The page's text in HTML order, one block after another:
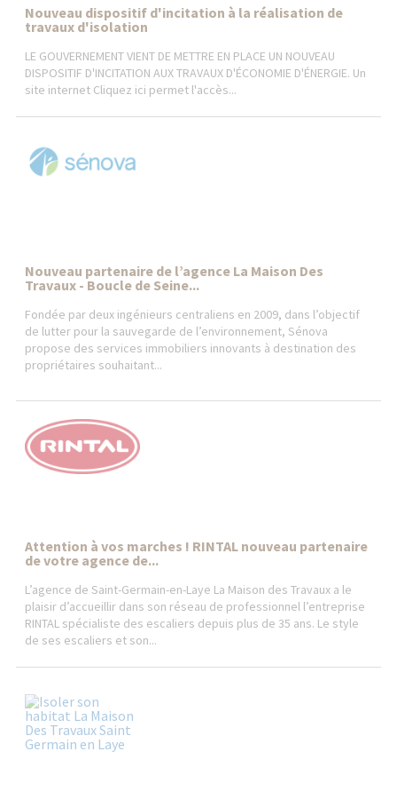
Nouveau dispositif d'incitation à la réalisation de
travaux d'isolation
LE GOUVERNEMENT VIENT DE METTRE EN PLACE UN NOUVEAU
DISPOSITIF D'INCITATION AUX TRAVAUX D'ÉCONOMIE D'ÉNERGIE. Un
site internet Cliquez ici permet l'accès...
Nouveau partenaire de l’agence La Maison Des
Travaux - Boucle de Seine...
Fondée par deux ingénieurs centraliens en 2009, dans l’objectif
de lutter pour la sauvegarde de l’environnement, Sénova
propose des services immobiliers innovants à destination des
propriétaires souhaitant...
Attention à vos marches ! RINTAL nouveau partenaire
de votre agence de...
L’agence de Saint-Germain-en-Laye La Maison des Travaux a le
plaisir d’accueillir dans son réseau de professionnel l’entreprise
RINTAL spécialiste des escaliers depuis plus de 35 ans. Le style
de ses escaliers et son...